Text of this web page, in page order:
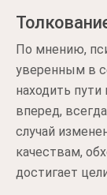
По мнению,
уверенным в
находить
вперед,
случай
качествам,
достигает